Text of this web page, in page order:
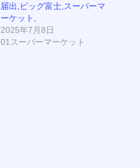
届出,ビッグ富士,スーパーマ
ーケット,
2025年7月8日
01スーパーマーケット